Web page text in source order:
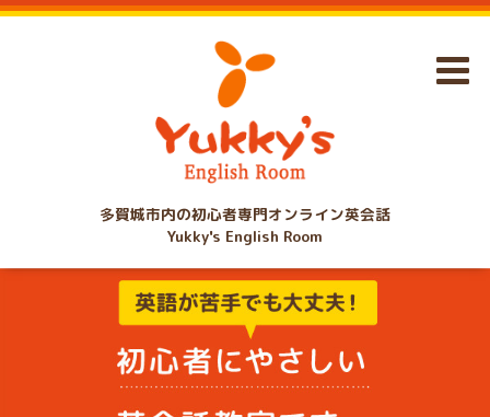
多賀城市内の初心者専門オンライン英会話
Yukky's English Room